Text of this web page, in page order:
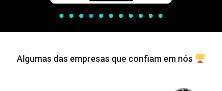
Algumas das empresas que confiam em nós